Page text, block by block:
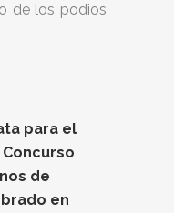
de los podios
para el
de
en